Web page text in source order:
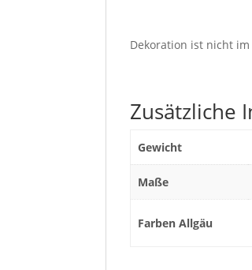
Dekoration ist nicht
Zusätzliche
Gewicht
Maße
Farben Allgäu